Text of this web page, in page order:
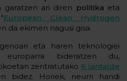
garatzen ari diren politika eta
European Clean Hydrogen
da ekimen nagusi gisa.
eta haren teknologiei
europarra bideratzen du,
zentratutako 6 lantalde
bidez. Horiek, neurri handi